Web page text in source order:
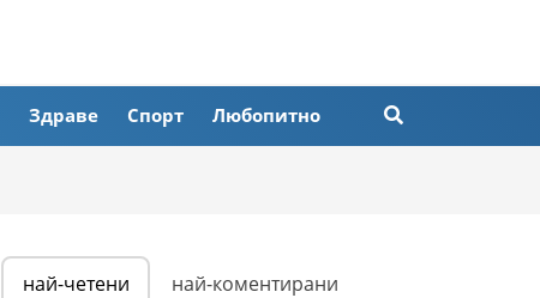
Здраве Спорт Любопитно
най-четени най-коментирани